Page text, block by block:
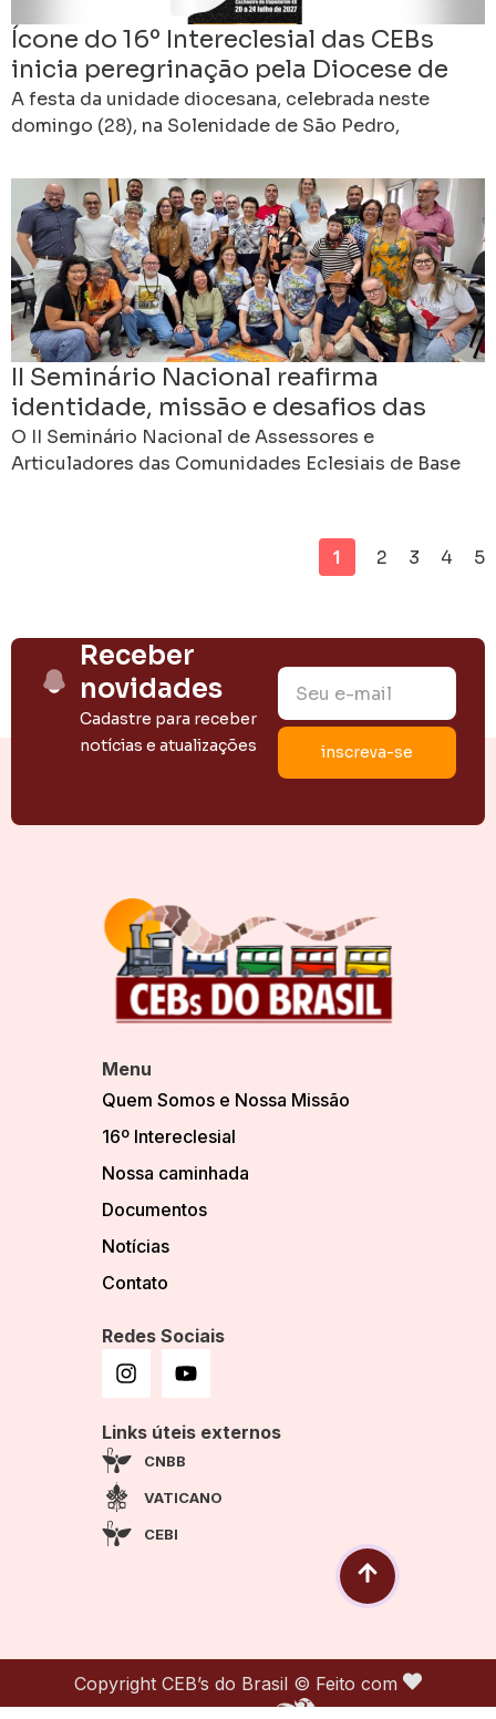
Ícone do 16º Intereclesial das CEBs
inicia peregrinação pela Diocese de
Cachoeiro de Itapemirim (ES)
A festa da unidade diocesana, celebrada neste
domingo (28), na Solenidade de São Pedro,
(ES), marcará um
II Seminário Nacional reafirma
identidade, missão e desafios das
CEBs no Brasil
O II Seminário Nacional de Assessores e
Articuladores das Comunidades Eclesiais de Base
1 2 3 4 5
Receber
novidades
Cadastre para receber
notícias e atualizações
Menu
Quem Somos e Nossa Missão
16º Intereclesial
Nossa caminhada
Documentos
Notícias
Contato
Redes Sociais
Links úteis externos
CNBB
VATICANO
CEBI
Copyright CEB’s do Brasil © Feito com